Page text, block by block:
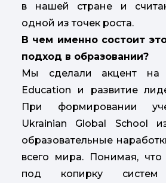
в нашей стране и
одной из точек роста.
В чем именно состоит
подход в образовании?
Мы сделали акцент на
Education и развитие
При формировании
Ukrainian Global School
образовательные
всего мира. Понимая, что
под копирку систем